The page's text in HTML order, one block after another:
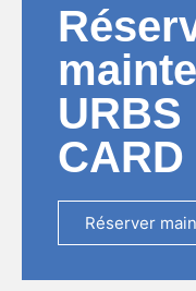
URBS
CARD
Réserver